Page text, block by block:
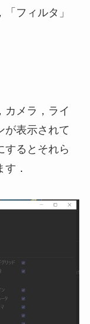
フィルタ」
カメラ，ライ
が表示されて
するとそれら
．